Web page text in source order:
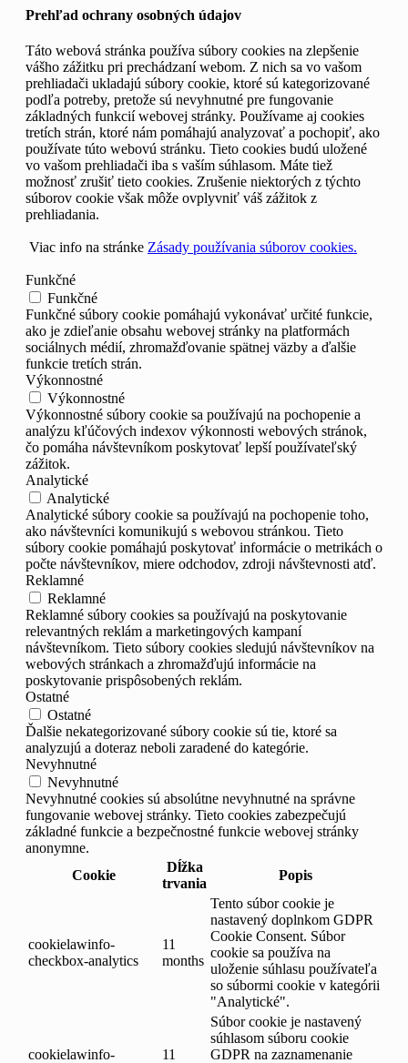
Prehľad ochrany osobných údajov
Táto webová stránka používa súbory cookies na zlepšenie
vášho zážitku pri prechádzaní webom. Z nich sa vo vašom
prehliadači ukladajú súbory cookie, ktoré sú kategorizované
podľa potreby, pretože sú nevyhnutné pre fungovanie
základných funkcií webovej stránky. Používame aj cookies
tretích strán, ktoré nám pomáhajú analyzovať a pochopiť, ako
používate túto webovú stránku. Tieto cookies budú uložené
vo vašom prehliadači iba s vaším súhlasom. Máte tiež
možnosť zrušiť tieto cookies. Zrušenie niektorých z týchto
súborov cookie však môže ovplyvniť váš zážitok z
prehliadania.
Viac info na stránke Zásady používania súborov cookies.
Funkčné
Funkčné
Funkčné súbory cookie pomáhajú vykonávať určité funkcie,
ako je zdieľanie obsahu webovej stránky na platformách
sociálnych médií, zhromažďovanie spätnej väzby a ďalšie
funkcie tretích strán.
Výkonnostné
Výkonnostné
Výkonnostné súbory cookie sa používajú na pochopenie a
analýzu kľúčových indexov výkonnosti webových stránok,
čo pomáha návštevníkom poskytovať lepší používateľský
zážitok.
Analytické
Analytické
Analytické súbory cookie sa používajú na pochopenie toho,
ako návštevníci komunikujú s webovou stránkou. Tieto
súbory cookie pomáhajú poskytovať informácie o metrikách o
počte návštevníkov, miere odchodov, zdroji návštevnosti atď.
Reklamné
Reklamné
Reklamné súbory cookies sa používajú na poskytovanie
relevantných reklám a marketingových kampaní
návštevníkom. Tieto súbory cookies sledujú návštevníkov na
webových stránkach a zhromažďujú informácie na
poskytovanie prispôsobených reklám.
Ostatné
Ostatné
Ďalšie nekategorizované súbory cookie sú tie, ktoré sa
analyzujú a doteraz neboli zaradené do kategórie.
Nevyhnutné
Nevyhnutné
Nevyhnutné cookies sú absolútne nevyhnutné na správne
fungovanie webovej stránky. Tieto cookies zabezpečujú
základné funkcie a bezpečnostné funkcie webovej stránky
anonymne.
Cookie
Dĺžka
trvania
Popis
cookielawinfo-
checkbox-analytics
11
months
Tento súbor cookie je
nastavený doplnkom GDPR
Cookie Consent. Súbor
cookie sa používa na
uloženie súhlasu používateľa
so súbormi cookie v kategórii
"Analytické".
cookielawinfo- 11
Súbor cookie je nastavený
súhlasom súboru cookie
GDPR na zaznamenanie